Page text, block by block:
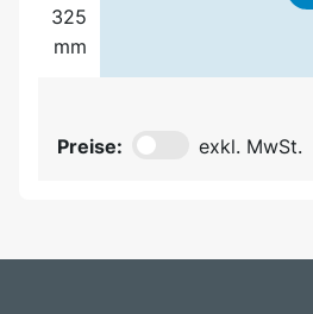
325
mm
Preise: exkl. MwSt.